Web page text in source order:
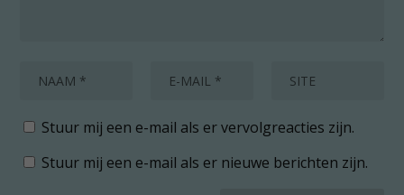
Stuur mij een e-mail als er vervolgreacties zijn.
Stuur mij een e-mail als er nieuwe berichten zijn.